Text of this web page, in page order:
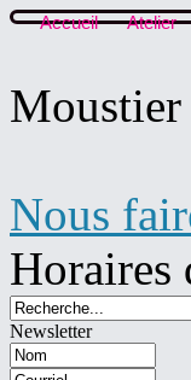
Accueil Atelier
Nous
Horaires
Newsletter